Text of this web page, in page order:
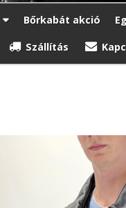
Bőrkabát akció
Szállítás